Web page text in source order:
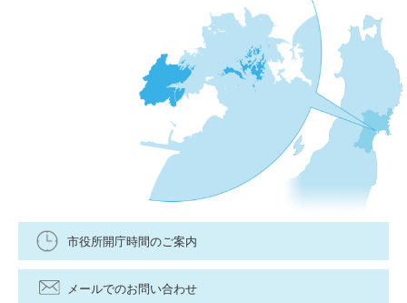
市役所開庁時間のご案内
メールでのお問い合わせ